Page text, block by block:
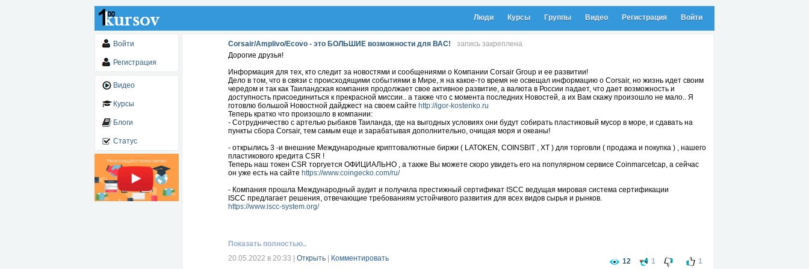
Люди Курсы Группы Видео Регистрация Войти
Войти
Регистрация
Видео
Курсы
Блоги
Статус
Corsair/Amplivo/Ecovo - это БОЛЬШИЕ возможности для ВАС!
запись закреплена
Дорогие друзья!
Информация для тех, кто следит за новостями и сообщениями о Компании Corsair Group и ее развитии!
Дело в том, что в связи с происходящими событиями в Мире, я на какое-то время не освещал информацию о Corsair, но жизнь идет своим
чередом и так как Таиландская компания продолжает свое активное развитие, а валюта в России падает, что дает возможность и
доступность присоединиться к прекрасной миссии.. а также что с момента последних Новостей, а их Вам скажу произошло не мало.. Я
готовлю большой Новостной дайджест на своем сайте http://igor-kostenko.ru
Теперь кратко что произошло в компании:
- Сотрудничество с артелью рыбаков Таиланда, где на выгодных условиях они будут собирать пластиковый мусор в море, и сдавать на
пункты сбора Corsair, тем самым еще и зарабатывая дополнительно, очищая моря и океаны!
- открылись 3 -и внешние Международные криптовалютные биржи ( LATOKEN, COINSBIT , XT ) для торговли ( продажа и покупка ) , нашего
пластикового кредита CSR !
Теперь наш токен CSR торгуется ОФИЦИАЛЬНО , а также Вы можете скоро увидеть его на популярном сервисе Coinmarcetcap, а сейчас
он уже есть на сайте https://www.coingecko.com/ru/
- Компания прошла Международный аудит и получила престижный сертификат ISCC ведущая мировая система сертификации
ISCC предлагает решения, отвечающие требованиям устойчивого развития для всех видов сырья и рынков.
https://www.iscc-system.org/
а здесь Вы можете посмотреть и послушать самые последние Новости с переводом на русский язык о следующих ШАГАХ в развитии
Corsair
Показать полностью..
20.05.2022 в 20:33
Открыть Комментировать 12 1 1